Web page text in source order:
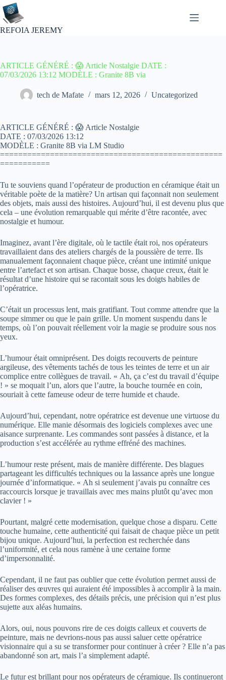
Passer
au
contenu
REFOIA JEREMY
ARTICLE GÉNÉRÉ : 😱 Article Nostalgie DATE :
07/03/2026 13:12 MODÈLE : Granite 8B via
tech de Mafate mars 12, 2026 Uncategorized
ARTICLE GÉNÉRÉ : 😱 Article Nostalgie
DATE : 07/03/2026 13:12
MODÈLE : Granite 8B via LM Studio
=================================================
===========
Tu te souviens quand l’opérateur de production en céramique était un
véritable poète de la matière? Un artisan qui façonnait non seulement
des objets, mais aussi des histoires. Aujourd’hui, il est devenu plus que
cela – une évolution remarquable qui mérite d’être racontée, avec
nostalgie et humour.
Imaginez, avant l’ère digitale, où le tactile était roi, nos opérateurs
travaillaient dans des ateliers chargés de la poussière de terre. Ils
manualement façonnaient chaque pièce, créant une intimité unique
entre l’artefact et son artisan. Chaque bosse, chaque creux, était le
résultat d’une histoire qui se racontait sous les doigts habiles de
l’opératrice.
C’était un processus lent, mais gratifiant. Tout comme attendre que la
soupe simmer ou que le pain grille. Un moment suspendu dans le
temps, où l’on pouvait réellement voir la magie se produire sous nos
yeux.
L’humour était omniprésent. Des doigts recouverts de peinture
argileuse, des vêtements tachés de tous les teintes de terre et un air
complice entre collègues de travail. « Ah, ça c’est du travail d’équipe
! » se moquait l’un, alors que l’autre, la bouche tournée en coin,
souriait à cette fameuse odeur de terre humide et chaude.
Aujourd’hui, cependant, notre opératrice est devenue une virtuose du
numérique. Elle manie désormais des logiciels complexes avec une
aisance surprenante. Les commandes sont passées à distance, et la
production s’est accélérée au rythme effréné des machines.
L’humour reste présent, mais de manière différente. Des blagues
partageant les difficultés techniques ou la lassance après une longue
journée d’informatique. « Ah si seulement j’avais pu connaître ces
raccourcis lorsque je travaillais avec mes mains plutôt qu’avec mon
clavier ! »
Pourtant, malgré cette modernisation, quelque chose a disparu. Cette
touche humaine, cette authenticité qui faisait de chaque pièce un petit
bijou unique. Aujourd’hui, la perfection est recherchée dans
l’uniformité, et cela nous ramène à une certaine forme
d’impersonnalité.
Cependant, il ne faut pas oublier que cette évolution permet aussi de
réaliser des œuvres qui auraient été impossibles à accomplir à la main.
Des formes complexes, des détails précis, une précision qui n’est plus
sujette aux aléas humains.
Alors, oui, nous pouvons rire de ces doigts calleux et couverts de
peinture, mais ne devrions-nous pas aussi saluer cette opératrice
visionnaire qui a su se transformer pour continuer à créer ? Elle n’a pas
abandonné son art, mais l’a simplement adapté.
Le futur est brillant pour nos opérateurs de céramique. Ils continueront